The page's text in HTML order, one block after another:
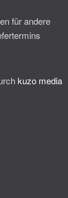
für andere
kuzo media